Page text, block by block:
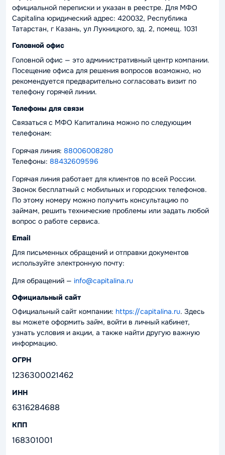
официальной переписки и указан в реестре. Для МФО
Capitalina юридический адрес: 420032, Республика
Татарстан, г Казань, ул Лукницкого, зд. 2, помещ. 1031
Головной офис
Головной офис — это административный центр компании.
Посещение офиса для решения вопросов возможно, но
рекомендуется предварительно согласовать визит по
телефону горячей линии.
Телефоны для связи
Связаться с МФО Капиталина можно по следующим
телефонам:
Горячая линия: 88006008280
Телефоны: 88432609596
Горячая линия работает для клиентов по всей России.
Звонок бесплатный с мобильных и городских телефонов.
По этому номеру можно получить консультацию по
займам, решить технические проблемы или задать любой
вопрос о работе сервиса.
Email
Для письменных обращений и отправки документов
используйте электронную почту:
Для обращений — info@capitalina.ru
Официальный сайт
Официальный сайт компании: https://capitalina.ru. Здесь
вы можете оформить займ, войти в личный кабинет,
узнать условия и акции, а также найти другую важную
информацию.
ОГРН
1236300021462
ИНН
6316284688
КПП
168301001